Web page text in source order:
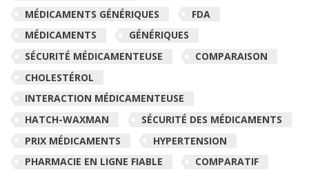
MÉDICAMENTS GÉNÉRIQUES
FDA
MÉDICAMENTS
GÉNÉRIQUES
SÉCURITÉ MÉDICAMENTEUSE
COMPARAISON
CHOLESTÉROL
INTERACTION MÉDICAMENTEUSE
HATCH-WAXMAN
SÉCURITÉ DES MÉDICAMENTS
PRIX MÉDICAMENTS
HYPERTENSION
PHARMACIE EN LIGNE FIABLE
COMPARATIF